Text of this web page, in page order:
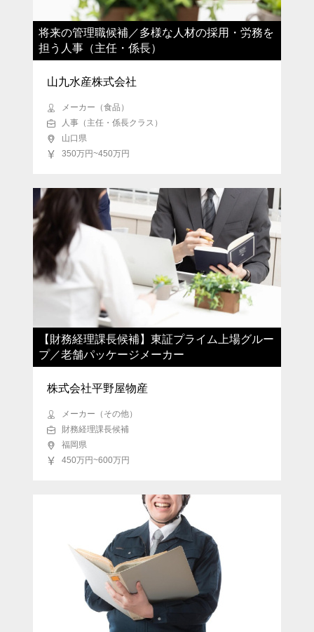
将来の管理職候補／多様な人材の採用・労務を
担う人事（主任・係長）
山九水産株式会社
メーカー（食品）
人事（主任・係長クラス）
山口県
350万円~450万円
【財務経理課長候補】東証プライム上場グルー
プ／老舗パッケージメーカー
株式会社平野屋物産
メーカー（その他）
財務経理課長候補
福岡県
450万円~600万円